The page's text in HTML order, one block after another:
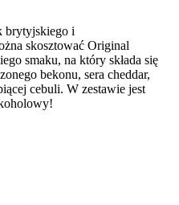
brytyjskiego i
skosztować Original
smaku, na który składa się
bekonu, sera cheddar,
cebuli. W zestawie jest